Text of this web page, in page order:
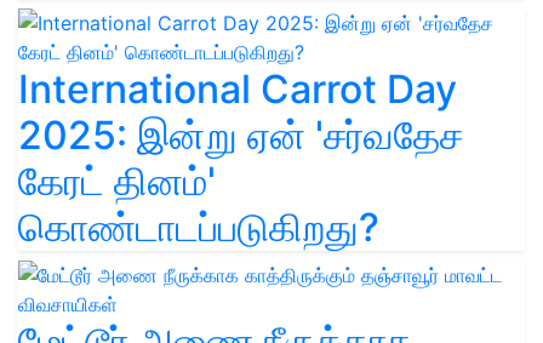
International Carrot Day
2025: இன்று ஏன் 'சர்வதேச
கேரட் தினம்'
கொண்டாடப்படுகிறது?